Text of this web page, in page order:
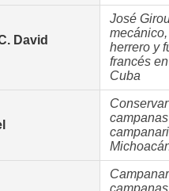
David
José
herrero y
francés
Cuba